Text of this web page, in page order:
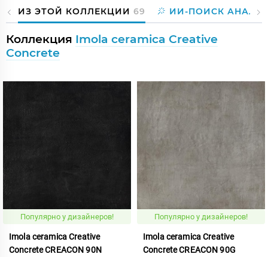
ИЗ ЭТОЙ КОЛЛЕКЦИИ 69 ИИ-ПОИСК
Коллекция Imola ceramica Creative
Concrete
Популярно у дизайнеров!
Imola ceramica Creative
Concrete CREACON 90N
Популярно у дизайнеров!
Imola ceramica Creative
Concrete CREACON 90G